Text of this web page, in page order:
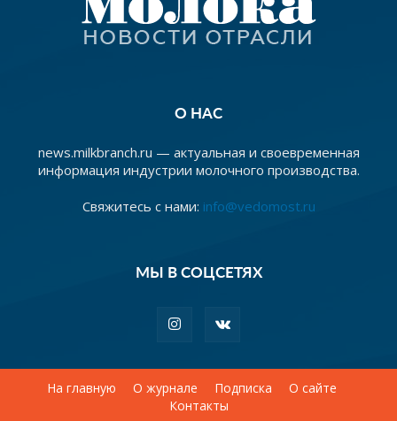
О НАС
news.milkbranch.ru — актуальная и своевременная
информация индустрии молочного производства.
Свяжитесь с нами: info@vedomost.ru
МЫ В СОЦСЕТЯХ
На главную О журнале Подписка
О сайте
Контакты